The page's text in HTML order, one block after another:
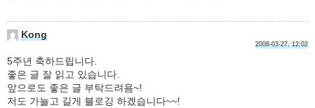
Kong
2008-03-27, 12:02
5주년 축하드립니다.
좋은 글 잘 읽고 있습니다.
앞으로도 좋은 글 부탁드려욤~!
저도 가늘고 길게 블로깅 하겠습니다~~!